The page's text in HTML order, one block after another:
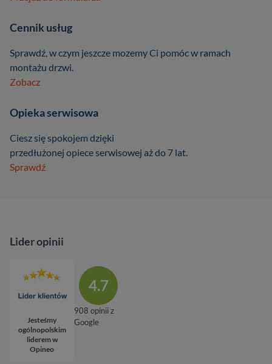
Cennik usług
Sprawdź, w czym jeszcze mozemy Ci pomóc w ramach
montażu drzwi.
Zobacz
Opieka serwisowa
Ciesz się spokojem dzięki
przedłużonej opiece serwisowej aż do 7 lat.
Sprawdź
Lider opinii
Jesteśmy
ogólnopolskim
liderem w
Opineo
4.7
908 opinii z
Google